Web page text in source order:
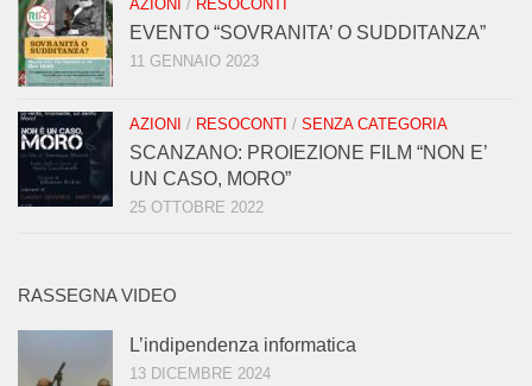
AZIONI / RESOCONTI
EVENTO “SOVRANITA’ O SUDDITANZA”
11 GENNAIO 2023
AZIONI / RESOCONTI / SENZA CATEGORIA
SCANZANO: PROIEZIONE FILM “NON E’
UN CASO, MORO”
25 OTTOBRE 2022
RASSEGNA VIDEO
L’indipendenza informatica
13 DICEMBRE 2024